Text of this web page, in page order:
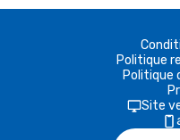
Politique
Politique
Site